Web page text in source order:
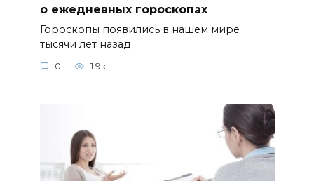
о ежедневных гороскопах
Гороскопы появились в нашем мире
тысячи лет назад
0 1.9к.